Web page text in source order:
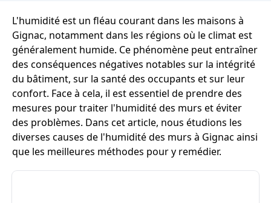
L'humidité est un fléau courant dans les maisons à
Gignac, notamment dans les régions où le climat est
généralement humide. Ce phénomène peut entraîner
des conséquences négatives notables sur la intégrité
du bâtiment, sur la santé des occupants et sur leur
confort. Face à cela, il est essentiel de prendre des
mesures pour traiter l'humidité des murs et éviter
des problèmes. Dans cet article, nous étudions les
diverses causes de l'humidité des murs à Gignac ainsi
que les meilleures méthodes pour y remédier.